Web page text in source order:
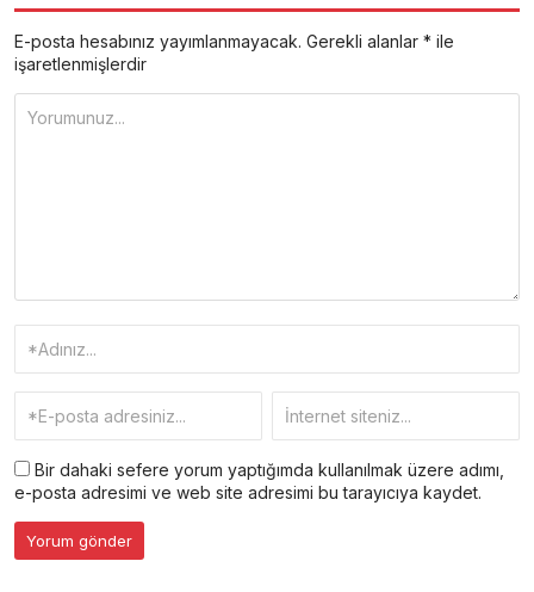
E-posta hesabınız yayımlanmayacak. Gerekli alanlar * ile
işaretlenmişlerdir
Bir dahaki sefere yorum yaptığımda kullanılmak üzere adımı,
e-posta adresimi ve web site adresimi bu tarayıcıya kaydet.